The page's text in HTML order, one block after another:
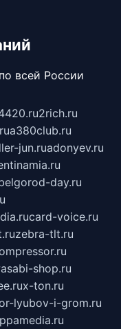
всей России
2rich.ru
a380club.ru
jun.ruadonyev.ru
day.ru
card-voice.ru
zebra-tlt.ru
shop.ru
x-ton.ru
lyubov-i-grom.ru